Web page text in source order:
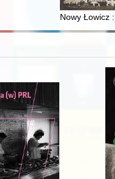
mieszczaństwa w 2.
szlacheckich w XVI-
Nowy Łowicz